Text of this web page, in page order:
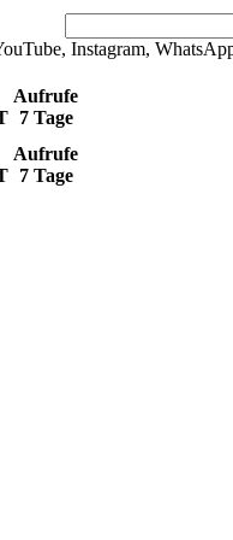
Instagram,
Aufrufe
7 Tage
Aufrufe
7 Tage